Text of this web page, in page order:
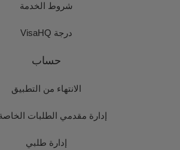
شروط الخدمة
درجة VisaHQ
حساب
الانتهاء من التطبيق
إدارة مقدمي الطلبات
إدارة طلبي